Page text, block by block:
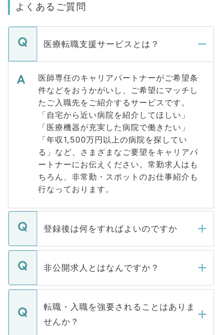
よくあるご質問
医療転職支援サービスとは？
医師専任のキャリアパートナーがご希望条
件などをおうかがいし、ご希望にマッチし
たご入職先をご紹介するサービスです。
「自宅から近い病院を紹介してほしい」
「医療機器が充実した病院で働きたい」
「年収1,500万円以上の病院を探してい
る」など、さまざまなご要望をキャリアパ
ートナーにお伝えください。常勤求人はも
ちろん、非常勤・スポットのお仕事紹介も
行なっております。
登録後は何をすればよいのですか
ご登録いただきましたら、弊社担当者がご
登録内容を確認し、その後メールもしくは
ます。通常、5営業日以内にはご連絡をせて
いただきますので、しばらくお待ちくださ
非公開求人とはなんですか？
マイナビDOCTORで取り扱っている求人の
うち約3割は、Webサイトからご覧いただ
けない「非公開求人」です。非公開求人は
下記の理由によって、一般には公開してい
転職・入職を強要されることはありま
せんか？